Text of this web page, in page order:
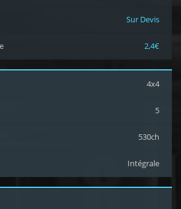
Sur Devis
2,4€
4x4
5
530ch
Intégrale